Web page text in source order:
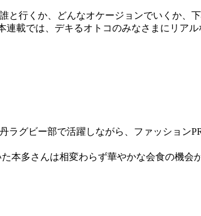
と行くか、どんなオケージョンでいくか
載では、デキるオトコのみなさまにリア
グビー部で活躍しながら、ファッション
本多さんは相変わらず華やかな会食の機会